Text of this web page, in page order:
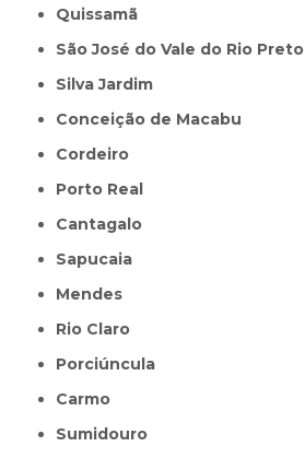
Quissamã
São José do Vale do Rio Preto
Silva Jardim
Conceição de Macabu
Cordeiro
Porto Real
Cantagalo
Sapucaia
Mendes
Rio Claro
Porciúncula
Carmo
Sumidouro